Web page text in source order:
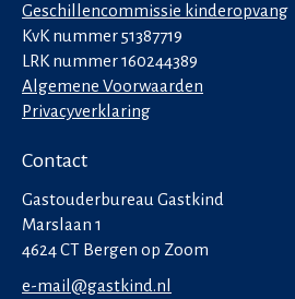
Geschillencommissie kinderopvang
KvK nummer 51387719
LRK nummer 160244389
Algemene Voorwaarden
Privacyverklaring
Contact
Gastouderbureau Gastkind
Marslaan 1
4624 CT Bergen op Zoom
e-mail@gastkind.nl